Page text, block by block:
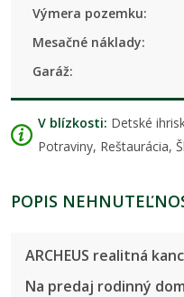
Výmera pozemku:
Mesačné náklady:
Garáž:
V blízkosti: Detské
Potraviny, Reštaurácia,
POPIS
ARCHEUS realitná
Na predaj rodinný